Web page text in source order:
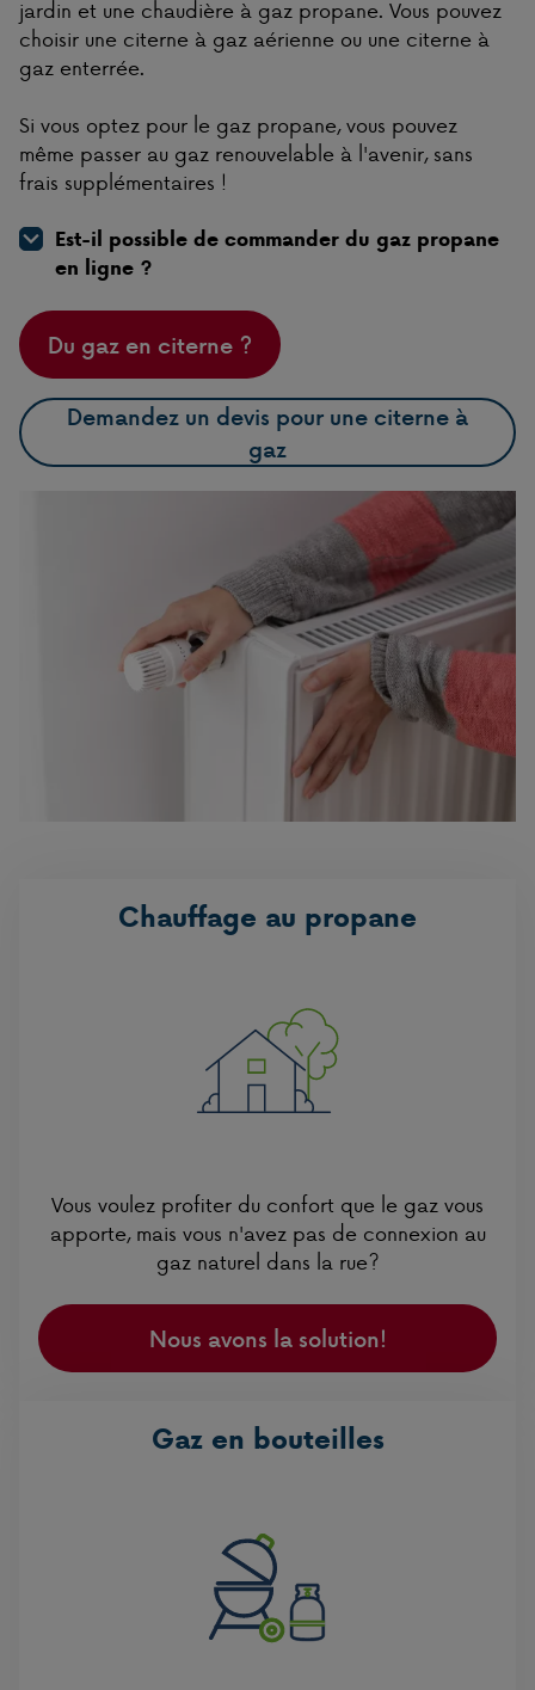
jardin et une chaudière à gaz propane. Vous pouvez
choisir une citerne à gaz aérienne ou une citerne à
gaz enterrée.
Si vous optez pour le gaz propane, vous pouvez
même passer au gaz renouvelable à l'avenir, sans
frais supplémentaires !
Est-il possible de commander du gaz propane
en ligne ?
Du gaz en citerne ?
Demandez un devis pour une citerne à
gaz
Chauffage au propane
Vous voulez profiter du confort que le gaz vous
apporte, mais vous n'avez pas de connexion au
gaz naturel dans la rue?
Nous avons la solution!
Gaz en bouteilles